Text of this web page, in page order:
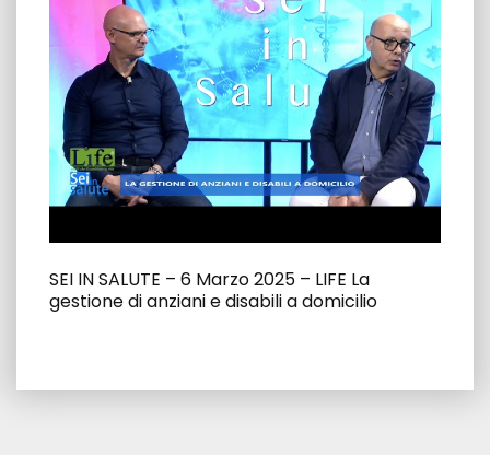
SEI IN SALUTE – 6 Marzo 2025 – LIFE La
gestione di anziani e disabili a domicilio